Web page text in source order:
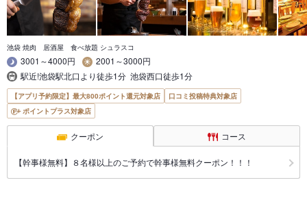
池袋 焼肉 居酒屋 食べ放題 シュラスコ
3001～4000円
2001～3000円
駅近!池袋駅北口より徒歩1分 池袋西口徒歩1分
【アプリ予約限定】最大800ポイント還元対象店
口コミ投稿特典対象店
ポイントプラス対象店
クーポン コース
【幹事様無料】８名様以上のご予約で幹事様無料クーポン！！！